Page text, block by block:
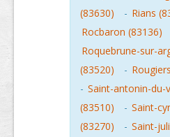
(83630)
- Rians
Rocbaron (83136)
Roquebrune-sur-
(83520)
-
- Saint-antonin-du-
(83510)
- Saint-
(83270)
- Saint-